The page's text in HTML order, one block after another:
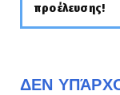
προέλευσης!
ΔΕΝ